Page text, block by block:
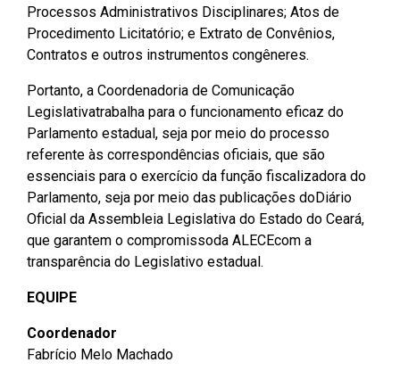
Guarda (2ª CPG)
Departamento de
Processos Administrativos Disciplinares; Atos de
Procedimento Licitatório; e Extrato de Convênios,
Contratos e outros instrumentos congêneres.
Portanto, a Coordenadoria de Comunicação
Legislativatrabalha para o funcionamento eficaz do
Parlamento estadual, seja por meio do processo
referente às correspondências oficiais, que são
essenciais para o exercício da função fiscalizadora do
Parlamento, seja por meio das publicações doDiário
Oficial da Assembleia Legislativa do Estado do Ceará,
que garantem o compromissoda ALECEcom a
transparência do Legislativo estadual.
EQUIPE
Coordenador
Fabrício Melo Machado